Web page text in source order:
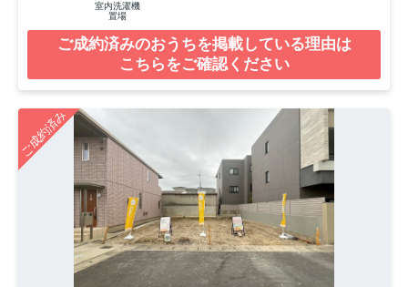
室内洗濯機
置場
ご成約済みのおうちを掲載している理由は
こちらをご確認ください
ご成約済み